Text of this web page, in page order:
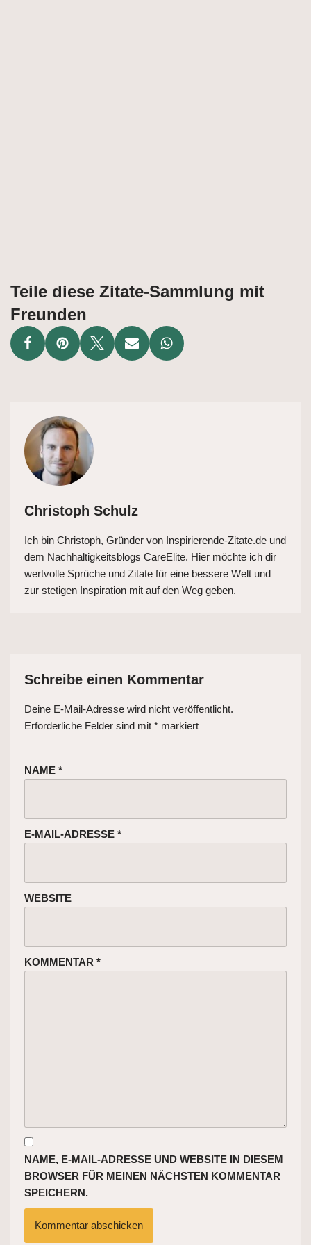
Teile diese Zitate-Sammlung mit
Freunden
Christoph Schulz
Ich bin Christoph, Gründer von Inspirierende-Zitate.de und
dem Nachhaltigkeitsblogs CareElite. Hier möchte ich dir
wertvolle Sprüche und Zitate für eine bessere Welt und
zur stetigen Inspiration mit auf den Weg geben.
Schreibe einen Kommentar
Deine E-Mail-Adresse wird nicht veröffentlicht.
Erforderliche Felder sind mit * markiert
NAME *
E-MAIL-ADRESSE *
WEBSITE
KOMMENTAR *
NAME, E-MAIL-ADRESSE UND WEBSITE IN DIESEM
BROWSER FÜR MEINEN NÄCHSTEN KOMMENTAR
SPEICHERN.